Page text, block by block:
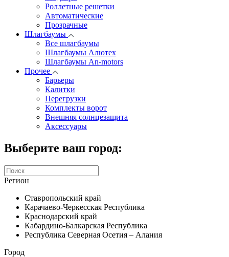
Роллетные решетки
Автоматические
Прозрачные
Шлагбаумы
Все шлагбаумы
Шлагбаумы Алютех
Шлагбаумы An-motors
Прочее
Барьеры
Калитки
Перегрузки
Комплекты ворот
Внешняя солнцезащита
Аксессуары
Выберите ваш город:
Регион
Ставропольский край
Карачаево-Черкесская Республика
Краснодарский край
Кабардино-Балкарская Республика
Республика Северная Осетия – Алания
Город